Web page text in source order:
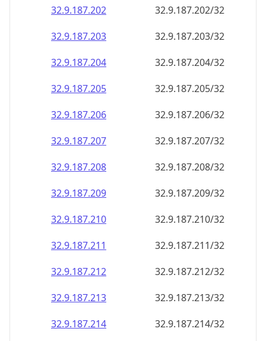
32.9.187.202
32.9.187.202/32
32.9.187.203
32.9.187.203/32
32.9.187.204
32.9.187.204/32
32.9.187.205
32.9.187.205/32
32.9.187.206
32.9.187.206/32
32.9.187.207
32.9.187.207/32
32.9.187.208
32.9.187.208/32
32.9.187.209
32.9.187.209/32
32.9.187.210
32.9.187.210/32
32.9.187.211
32.9.187.211/32
32.9.187.212
32.9.187.212/32
32.9.187.213
32.9.187.213/32
32.9.187.214
32.9.187.214/32